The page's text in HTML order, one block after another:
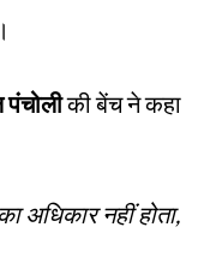
पंचोलीकी बेंच ने कहा
नहीं होता,